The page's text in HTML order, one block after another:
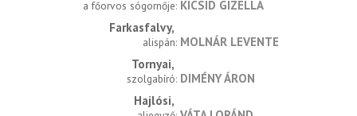
a főorvos sógornője KICSID GIZELLA
Farkasfalvy
alispán MOLNÁR LEVENTE
Tornyai
szolgabíró DIMÉNY ÁRON
Hajlósi